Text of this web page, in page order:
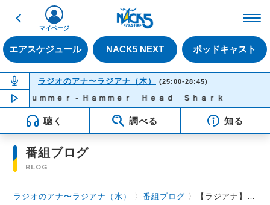
戻る
エアスケジュール NACK5 NEXT ポッドキャスト
マイページ
NOW ON AIR
ラジオのアナ〜ラジアナ（木） (25:00-28:45)
NOW PLAYING 02:01
Ｓｕｍｍｅｒ - Ｈａｍｍｅｒ Ｈｅａｄ Ｓｈａｒｋ
聴く 調べる 知る
番組ブログ
BLOG
ラジオのアナ〜ラジアナ（水） 〉番組ブログ 〉 【ラジアナ】SUSHI【水曜日】